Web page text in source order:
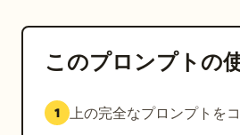
このプロンプトの
1 上の完全なプロンプトをコ